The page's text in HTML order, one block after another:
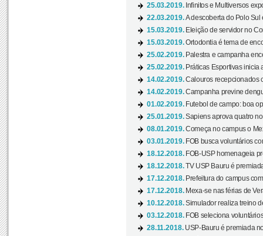
25.03.2019. Infinitos e Multiversos
22.03.2019.A descoberta do Polo Sul
15.03.2019. Eleição de servidor no
15.03.2019.Ortodontia é tema de
25.02.2019. Palestra e campanha
25.02.2019. Práticas Esportivas inicia
14.02.2019.Calouros recepcionados
14.02.2019.Campanha previne
01.02.2019. Futebol de campo: boa
25.01.2019.Sapiens aprova quatro
08.01.2019.Começa no campus o
03.01.2019. FOB busca voluntários
18.12.2018. FOB-USP homenageia
18.12.2018.TV USP Bauru é
17.12.2018. Prefeitura do campus
17.12.2018. Mexa-se nas férias de
10.12.2018.Simulador realiza treino
03.12.2018. FOB seleciona
28.11.2018. USP-Bauru é premiada